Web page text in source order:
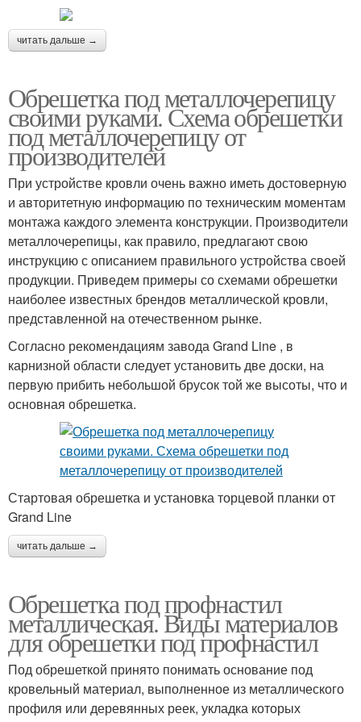
читать дальше →
Обрешетка под металлочерепицу
своими руками. Схема обрешетки
под металлочерепицу от
производителей
При устройстве кровли очень важно иметь достоверную
и авторитетную информацию по техническим моментам
монтажа каждого элемента конструкции. Производители
металлочерепицы, как правило, предлагают свою
инструкцию с описанием правильного устройства своей
продукции. Приведем примеры со схемами обрешетки
наиболее известных брендов металлической кровли,
представленной на отечественном рынке.
Согласно рекомендациям завода Grand Line , в
карнизной области следует установить две доски, на
первую прибить небольшой брусок той же высоты, что и
основная обрешетка.
Стартовая обрешетка и установка торцевой планки от
Grand Line
читать дальше →
Обрешетка под профнастил
металлическая. Виды материалов
для обрешетки под профнастил
Под обрешеткой принято понимать основание под
кровельный материал, выполненное из металлического
профиля или деревянных реек, укладка которых